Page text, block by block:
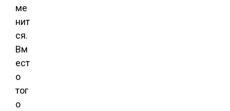
ме
нит
ся.
Вм
ест
о
тог
о